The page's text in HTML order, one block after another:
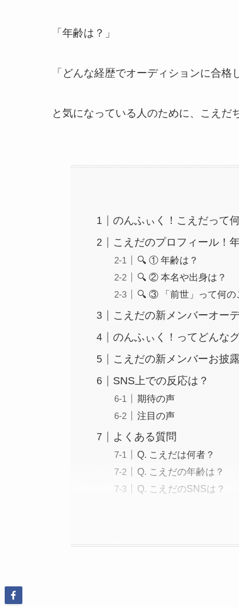
「年齢は？」
「どんな経歴でオーディションに合格
と気になっている人のために、こえだ
のんふぃく！こえだって
こえだのプロフィール！
🔍 ① 年齢は？
🔍 ② 本名や出身は？
🔍 ③ 「前世」って何の
こえだの新メンバーオー
のんふぃく！ってどんな
こえだの新メンバーお披
SNS上での反応は？
期待の声
注目の声
よくある質問
Q. こえだは何者？
Q. こえだの年齢は？
Q. こえだのSNSは？